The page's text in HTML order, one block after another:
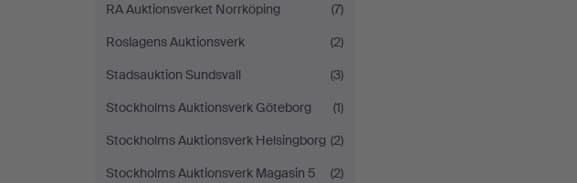
RA Auktionsverket Norrköping
(7)
Roslagens Auktionsverk
(2)
Stadsauktion Sundsvall
(3)
Stockholms Auktionsverk Göteborg
(1)
Stockholms Auktionsverk Helsingborg (2)
Stockholms Auktionsverk Magasin 5
(2)